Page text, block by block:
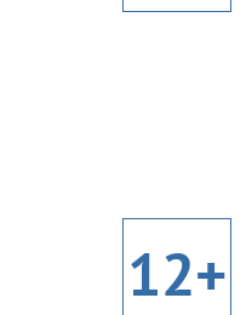
12+